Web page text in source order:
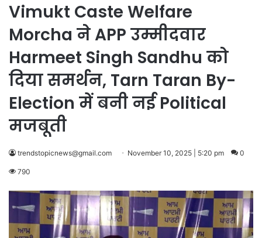
Vimukt Caste Welfare
Morcha ने APP उम्मीदवार
Harmeet Singh Sandhu को
दिया समर्थन, Tarn Taran By-
Election में बनी नई Political
मजबूती
trendstopicnews@gmail.com November 10, 2025 | 5:20 pm 0
790